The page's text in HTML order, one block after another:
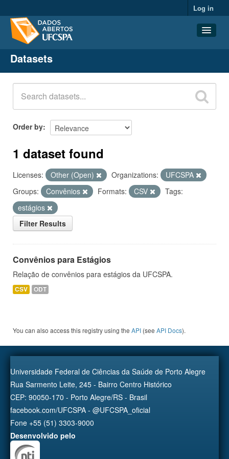
Log in
Datasets
Organizations
Groups
About
Datasets
Order by
1 dataset found
Licenses: Other (Open) Organizations:
UFCSPA
Groups:
Convênios Formats: CSV
Tags:
estágios
Filter Results
Convênios para Estágios
Relação de convênios para estágios da UFCSPA.
CSV ODT
You can also access this registry using the API (see API Docs).
Universidade Federal de Ciências da Saúde de Porto Alegre
Rua Sarmento Leite, 245 - Bairro Centro Histórico
CEP: 90050-170 - Porto Alegre/RS - Brasil
facebook.com/UFCSPA - @UFCSPA_oficial
Fone +55 (51) 3303-9000
Desenvolvido pelo